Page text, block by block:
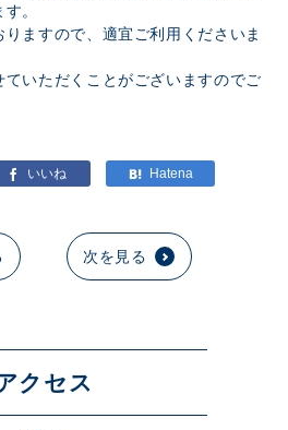
。
りますので、適宜ご利用くださいま
ていただくことがございますのでご
次を見る
クセス